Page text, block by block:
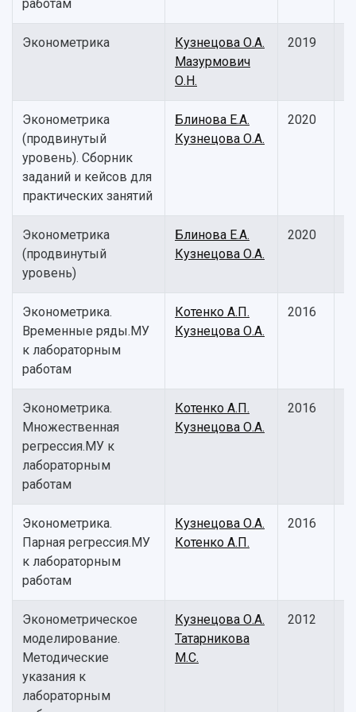
Кампус
3D-тур по университету
Центр истории авиационных двигателей
Ботанический сад
Умный дом бабочек
Международный межвузовский кампус
Сведения об образовательной организации
Официальные документы
Журналы Самарского университета
Патенты
Публикации и издания
Отчеты о проведенных конференциях
работам
Эконометрика
Кузнецова О.А.
Мазурмович
О.Н.
2019
Эконометрика
(продвинутый
уровень). Сборник
заданий и кейсов для
практических занятий
Блинова Е.А.
Кузнецова О.А.
2020
Эконометрика
(продвинутый
уровень)
Блинова Е.А.
Кузнецова О.А.
2020
Эконометрика.
Временные ряды.МУ
к лабораторным
работам
Котенко А.П.
Кузнецова О.А.
2016
Эконометрика.
Множественная
регрессия.МУ к
лабораторным
работам
Котенко А.П.
Кузнецова О.А.
2016
Эконометрика.
Парная регрессия.МУ
к лабораторным
работам
Кузнецова О.А.
Котенко А.П.
2016
Эконометрическое
моделирование.
Методические
указания к
лабораторным
Кузнецова О.А.
Татарникова
М.С.
2012